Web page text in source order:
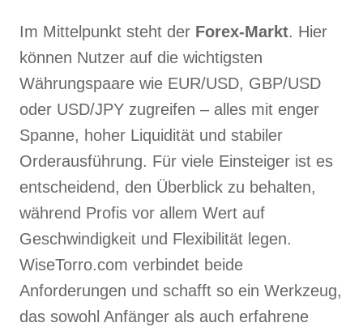
Im Mittelpunkt steht der Forex-Markt. Hier
können Nutzer auf die wichtigsten
Währungspaare wie EUR/USD, GBP/USD
oder USD/JPY zugreifen – alles mit enger
Spanne, hoher Liquidität und stabiler
Orderausführung. Für viele Einsteiger ist es
entscheidend, den Überblick zu behalten,
während Profis vor allem Wert auf
Geschwindigkeit und Flexibilität legen.
WiseTorro.com verbindet beide
Anforderungen und schafft so ein Werkzeug,
das sowohl Anfänger als auch erfahrene